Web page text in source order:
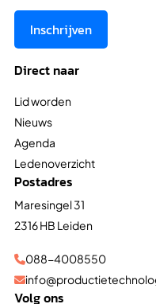
Inschrijven
Direct naar
Lid worden
Nieuws
Agenda
Ledenoverzicht
Postadres
Maresingel 31
2316 HB Leiden
088-4008550

Volg ons